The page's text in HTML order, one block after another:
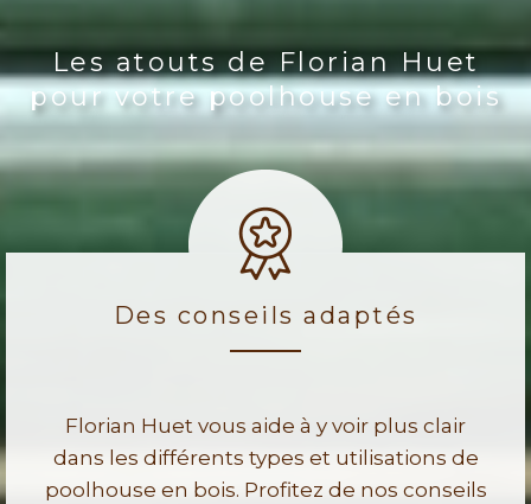
Les atouts de Florian Huet
pour votre poolhouse en bois
Des conseils adaptés
Florian Huet vous aide à y voir plus clair
dans les différents types et utilisations de
poolhouse en bois. Profitez de nos conseils